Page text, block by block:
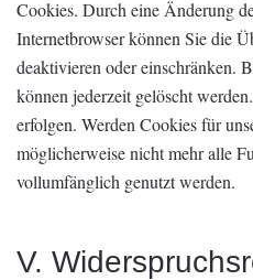
Cookies. Durch eine Änderung
Internetbrowser können Sie die
deaktivieren oder einschränken.
können jederzeit gelöscht
erfolgen. Werden Cookies für
möglicherweise nicht mehr alle
vollumfänglich genutzt werden.
V.